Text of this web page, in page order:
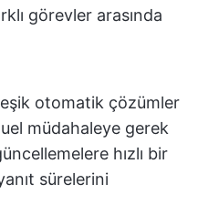
görevler arasında
otomatik çözümler
müdahaleye gerek
hızlı bir
sürelerini